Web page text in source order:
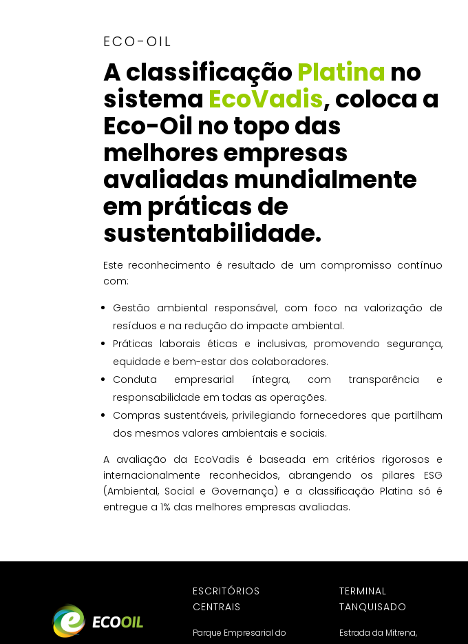
ECO-OIL
A classificação Platina no
sistema EcoVadis, coloca a
Eco-Oil no topo das
melhores empresas
avaliadas mundialmente
em práticas de
sustentabilidade.
Este reconhecimento é resultado de um compromisso contínuo
com:
Gestão ambiental responsável, com foco na valorização de
resíduos e na redução do impacte ambiental.
Práticas laborais éticas e inclusivas, promovendo segurança,
equidade e bem-estar dos colaboradores.
Conduta empresarial íntegra, com transparência e
responsabilidade em todas as operações.
Compras sustentáveis, privilegiando fornecedores que partilham
dos mesmos valores ambientais e sociais.
A avaliação da EcoVadis é baseada em critérios rigorosos e
internacionalmente reconhecidos, abrangendo os pilares ESG
(Ambiental, Social e Governança) e a classificação Platina só é
entregue a 1% das melhores empresas avaliadas.
ESCRITÓRIOS
CENTRAIS
Parque Empresarial do
TERMINAL
TANQUISADO
Estrada da Mitrena,